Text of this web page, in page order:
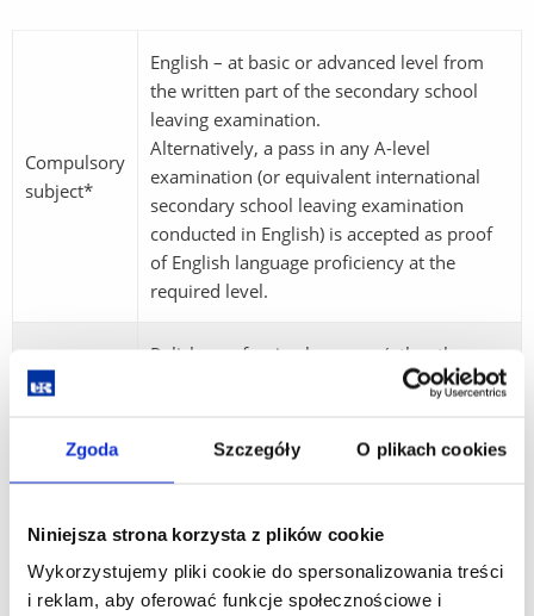
Zgoda Szczegóły O plikach cookies
Niniejsza strona korzysta z plików cookie
Wykorzystujemy pliki cookie do spersonalizowania treści
i reklam, aby oferować funkcje społecznościowe i
Compulsory
subject*
English – at basic or advanced level from
the written part of the secondary school
leaving examination.
Alternatively, a pass in any A-level
examination (or equivalent international
secondary school leaving examination
conducted in English) is accepted as proof
of English language proficiency at the
required level.
Additional
Polish or a foreign language (other than
English) at basic or advanced level from the
leaving examination.
to meet the English language requirement)